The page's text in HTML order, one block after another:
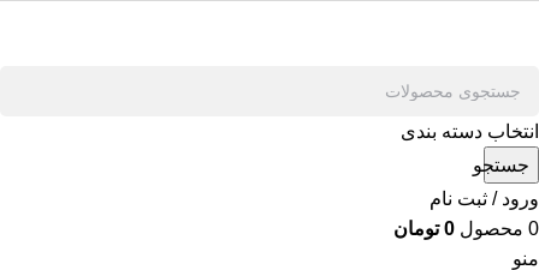
انتخاب دسته بندی
جستجو
ورود / ثبت نام
0 محصول 0 تومان
منو